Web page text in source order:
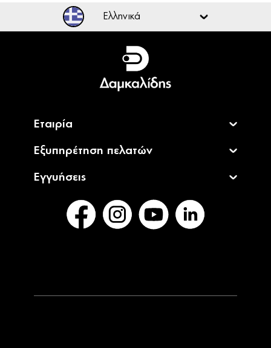
Ελληνικά
Ελληνικά
English
Εταιρία
Εξυπηρέτηση πελατών
Εγγυήσεις